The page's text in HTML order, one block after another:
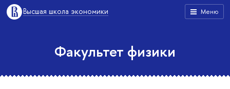
Меню
Высшая школа экономики
Факультет физики